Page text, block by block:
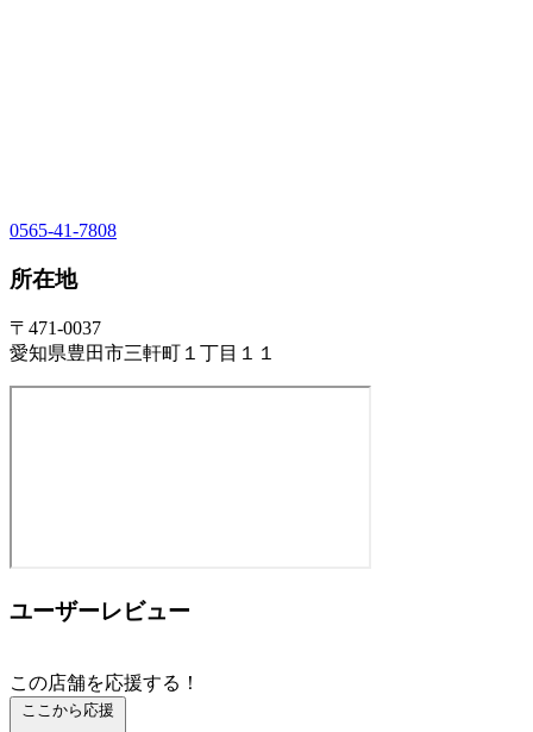
0565-41-7808
所在地
〒471-0037
愛知県豊田市三軒町１丁目１１
ユーザーレビュー
この店舗を応援する！
ここから応援